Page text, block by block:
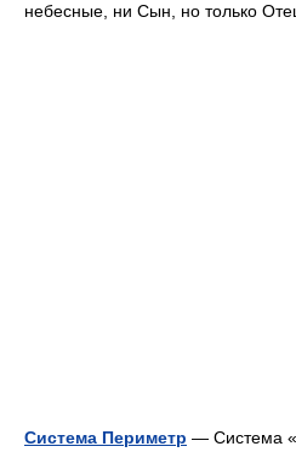
небесные, ни Сын, но только
Система Периметр — Система